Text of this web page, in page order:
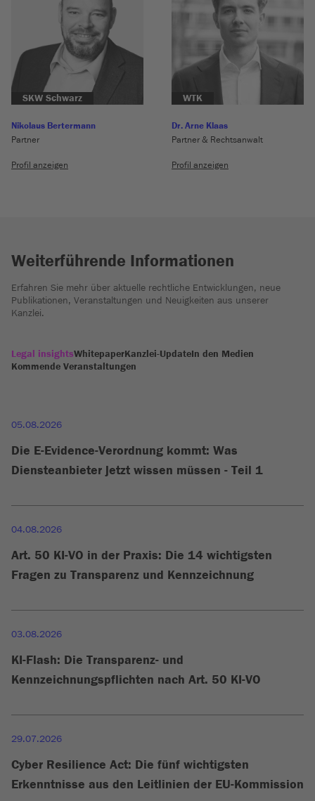
SKW Schwarz
Nikolaus Bertermann
Partner
Profil anzeigen
WTK
Dr. Arne Klaas
Partner & Rechtsanwalt
Profil anzeigen
Weiterführende Informationen
Erfahren Sie mehr über aktuelle rechtliche Entwicklungen, neue
Publikationen, Veranstaltungen und Neuigkeiten aus unserer
Kanzlei.
Legal insightsWhitepaperKanzlei-UpdateIn den Medien
Kommende Veranstaltungen
05.08.2026
Die E-Evidence-Verordnung kommt: Was
Diensteanbieter jetzt wissen müssen - Teil 1
04.08.2026
Art. 50 KI-VO in der Praxis: Die 14 wichtigsten
Fragen zu Transparenz und Kennzeichnung
03.08.2026
KI-Flash: Die Transparenz- und
Kennzeichnungspflichten nach Art. 50 KI-VO
29.07.2026
Cyber Resilience Act: Die fünf wichtigsten
Erkenntnisse aus den Leitlinien der EU-Kommission